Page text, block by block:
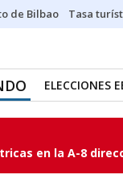
de Bilbao Tasa
ELECCIONES
en la A-8